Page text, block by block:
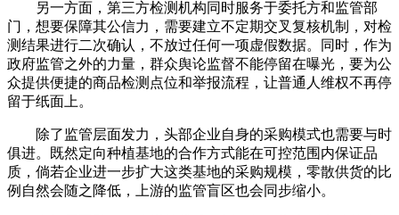
另一方面，第三方检测机构同时服务于委托方和监管部
门，想要保障其公信力，需要建立不定期交叉复核机制，对检
测结果进行二次确认，不放过任何一项虚假数据。同时，作为
政府监管之外的力量，群众舆论监督不能停留在曝光，要为公
众提供便捷的商品检测点位和举报流程，让普通人维权不再停
留于纸面上。
除了监管层面发力，头部企业自身的采购模式也需要与时
俱进。既然定向种植基地的合作方式能在可控范围内保证品
质，倘若企业进一步扩大这类基地的采购规模，零散供货的比
例自然会随之降低，上游的监管盲区也会同步缩小。